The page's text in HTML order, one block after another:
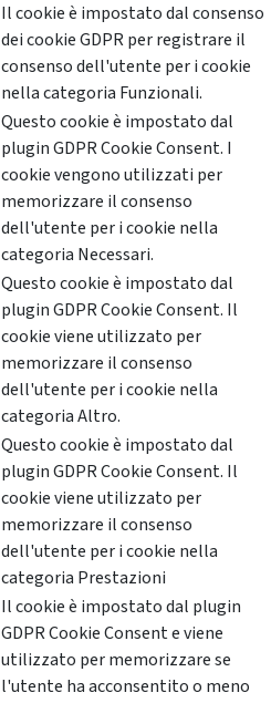
Il cookie è impostato dal consenso
dei cookie GDPR per registrare il
consenso dell'utente per i cookie
nella categoria Funzionali.
Questo cookie è impostato dal
plugin GDPR Cookie Consent. I
cookie vengono utilizzati per
memorizzare il consenso
dell'utente per i cookie nella
categoria Necessari.
Questo cookie è impostato dal
plugin GDPR Cookie Consent. Il
cookie viene utilizzato per
memorizzare il consenso
dell'utente per i cookie nella
categoria Altro.
Questo cookie è impostato dal
plugin GDPR Cookie Consent. Il
cookie viene utilizzato per
memorizzare il consenso
dell'utente per i cookie nella
categoria Prestazioni
Il cookie è impostato dal plugin
GDPR Cookie Consent e viene
utilizzato per memorizzare se
l'utente ha acconsentito o meno